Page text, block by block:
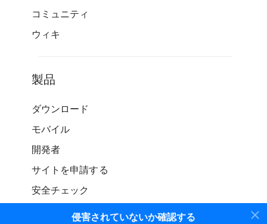
侵害されていないか確認する
コミュニティ
ウィキ
製品
ダウンロード
モバイル
開発者
サイトを申請する
安全チェック